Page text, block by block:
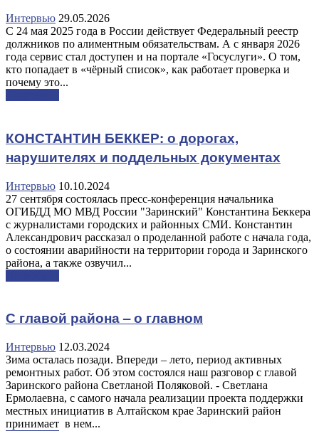
Интервью 29.05.2026
С 24 мая 2025 года в России действует Федеральный реестр
должников по алиментным обязательствам. А с января 2026
года сервис стал доступен и на портале «Госуслуги». О том,
кто попадает в «чёрный список», как работает проверка и
почему это...
КОНСТАНТИН БЕККЕР: о дорогах,
нарушителях и поддельных документах
Интервью 10.10.2024
27 сентября состоялась пресс-конференция начальника
ОГИБДД МО МВД России "Заринский" Константина Беккера
с журналистами городских и районных СМИ. Константин
Александрович рассказал о проделанной работе с начала года,
о состоянии аварийности на территории города и Заринского
района, а также озвучил...
С главой района – о главном
Интервью 12.03.2024
Зима осталась позади. Впереди – лето, период активных
ремонтных работ. Об этом состоялся наш разговор с главой
Заринского района Светланой Поляковой. - Светлана
Ермолаевна, с самого начала реализации проекта поддержки
местных инициатив в Алтайском крае Заринский район
принимает в нем...